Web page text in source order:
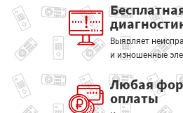
Выявляет
и изношенные
Любая
оплаты